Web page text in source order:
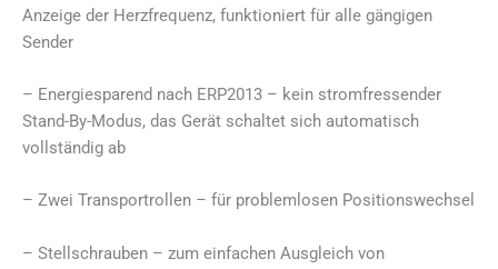
Anzeige der Herzfrequenz, funktioniert für alle gängigen
Sender
– Energiesparend nach ERP2013 – kein stromfressender
Stand-By-Modus, das Gerät schaltet sich automatisch
vollständig ab
– Zwei Transportrollen – für problemlosen Positionswechsel
– Stellschrauben – zum einfachen Ausgleich von